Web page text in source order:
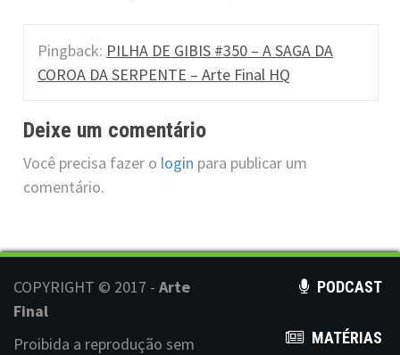
t
i
o
Pingback: PILHA DE GIBIS #350 – A SAGA DA
COROA DA SERPENTE – Arte Final HQ
Deixe um comentário
Você precisa fazer o login para publicar um
comentário.
COPYRIGHT © 2017 - Arte
Final
Proibida a reprodução sem
PODCAST
MATÉRIAS